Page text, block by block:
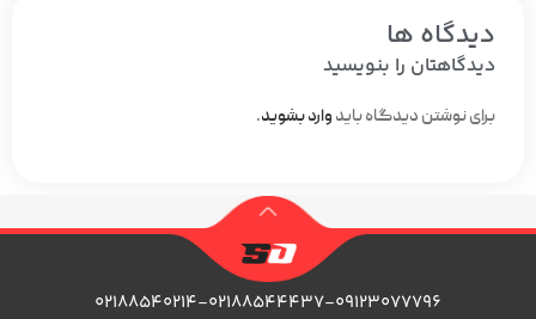
دیدگاه ها
دیدگاهتان را بنویسید
برای نوشتن دیدگاه باید وارد بشوید.
۰۲۱۸۸۵۴۰۲۱۴-۰۲۱۸۸۵۴۴۴۳۷-۰۹۱۲۳۰۷۷۷۹۶